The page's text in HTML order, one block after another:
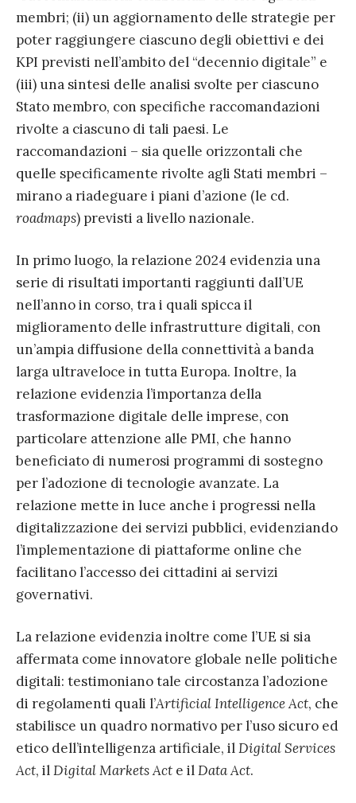
membri; (ii) un aggiornamento delle strategie per
poter raggiungere ciascuno degli obiettivi e dei
KPI previsti nell’ambito del “decennio digitale” e
(iii) una sintesi delle analisi svolte per ciascuno
Stato membro, con specifiche raccomandazioni
rivolte a ciascuno di tali paesi. Le
raccomandazioni – sia quelle orizzontali che
quelle specificamente rivolte agli Stati membri –
mirano a riadeguare i piani d’azione (le cd.
roadmaps) previsti a livello nazionale.
In primo luogo, la relazione 2024 evidenzia una
serie di risultati importanti raggiunti dall’UE
nell’anno in corso, tra i quali spicca il
miglioramento delle infrastrutture digitali, con
un’ampia diffusione della connettività a banda
larga ultraveloce in tutta Europa. Inoltre, la
relazione evidenzia l’importanza della
trasformazione digitale delle imprese, con
particolare attenzione alle PMI, che hanno
beneficiato di numerosi programmi di sostegno
per l’adozione di tecnologie avanzate. La
relazione mette in luce anche i progressi nella
digitalizzazione dei servizi pubblici, evidenziando
l’implementazione di piattaforme online che
facilitano l’accesso dei cittadini ai servizi
governativi.
La relazione evidenzia inoltre come l’UE si sia
affermata come innovatore globale nelle politiche
digitali: testimoniano tale circostanza l’adozione
di regolamenti quali l’Artificial Intelligence Act, che
stabilisce un quadro normativo per l’uso sicuro ed
etico dell’intelligenza artificiale, ilDigital Services
Act, ilDigital Markets Act e ilData Act.